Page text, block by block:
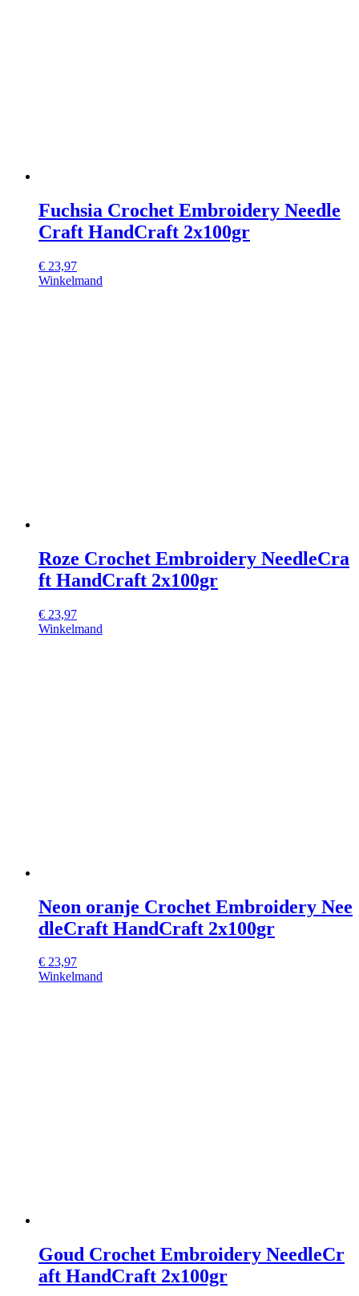
Fuchsia Crochet Embroidery Needle
Craft HandCraft 2x100gr
€ 23,97
Winkelmand
Roze Crochet Embroidery NeedleCra
ft HandCraft 2x100gr
€ 23,97
Winkelmand
Neon oranje Crochet Embroidery Nee
dleCraft HandCraft 2x100gr
€ 23,97
Winkelmand
Goud Crochet Embroidery NeedleCr
aft HandCraft 2x100gr